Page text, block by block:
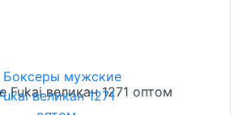
великан 1271 оптом